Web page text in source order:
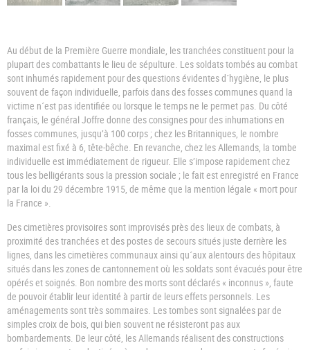
Au début de la Première Guerre mondiale, les tranchées constituent pour la
plupart des combattants le lieu de sépulture. Les soldats tombés au combat
sont inhumés rapidement pour des questions évidentes d´hygiène, le plus
souvent de façon individuelle, parfois dans des fosses communes quand la
victime n´est pas identifiée ou lorsque le temps ne le permet pas. Du côté
français, le général Joffre donne des consignes pour des inhumations en
fosses communes, jusqu’à 100 corps ; chez les Britanniques, le nombre
maximal est fixé à 6, tête-bêche. En revanche, chez les Allemands, la tombe
individuelle est immédiatement de rigueur. Elle s’impose rapidement chez
tous les belligérants sous la pression sociale ; le fait est enregistré en France
par la loi du 29 décembre 1915, de même que la mention légale « mort pour
la France ».
Des cimetières provisoires sont improvisés près des lieux de combats, à
proximité des tranchées et des postes de secours situés juste derrière les
lignes, dans les cimetières communaux ainsi qu´aux alentours des hôpitaux
situés dans les zones de cantonnement où les soldats sont évacués pour être
opérés et soignés. Bon nombre des morts sont déclarés « inconnus », faute
de pouvoir établir leur identité à partir de leurs effets personnels. Les
aménagements sont très sommaires. Les tombes sont signalées par de
simples croix de bois, qui bien souvent ne résisteront pas aux
bombardements. De leur côté, les Allemands réalisent des constructions